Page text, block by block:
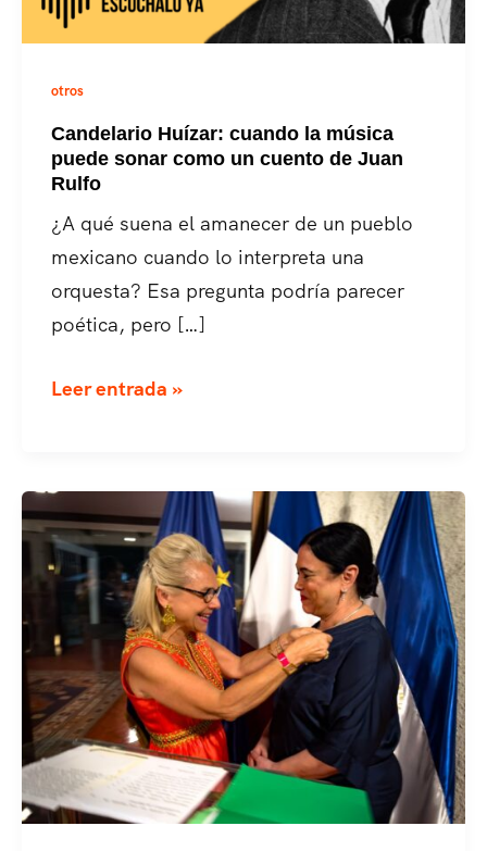
otros
Candelario Huízar: cuando la música
puede sonar como un cuento de Juan
Rulfo
¿A qué suena el amanecer de un pueblo
mexicano cuando lo interpreta una
orquesta? Esa pregunta podría parecer
poética, pero […]
Candelario
la
música
puede
sonar
como
un
cuento
de
Juan
Rulfo
Leer entrada »